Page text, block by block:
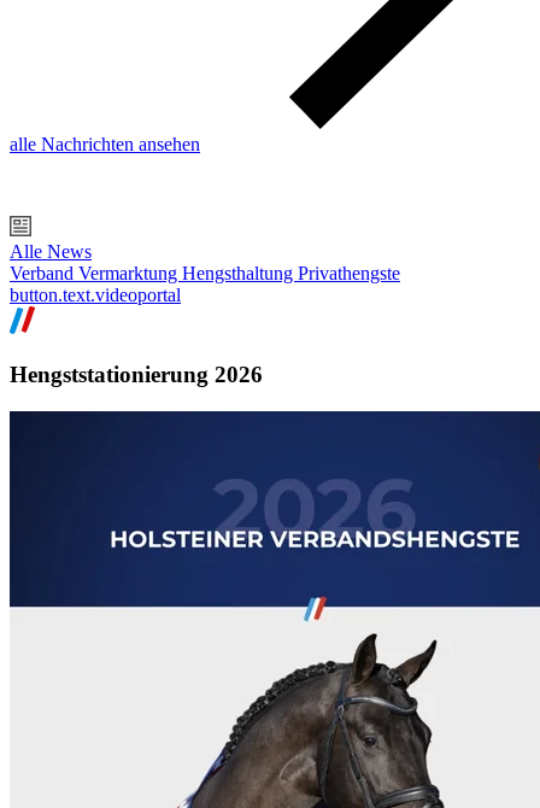
alle Nachrichten ansehen
Alle News
Verband Vermarktung Hengsthaltung Privathengste
button.text.videoportal
Hengststationierung 2026